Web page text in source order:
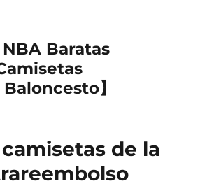
Baratas
】
de la